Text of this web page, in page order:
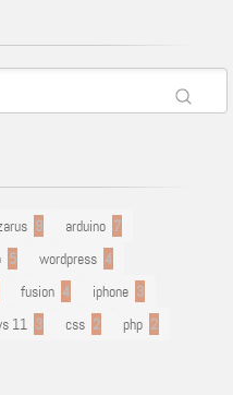
9 arduino 7
5 wordpress 4
fusion 4 iphone 3
11 3 css 2 php 2